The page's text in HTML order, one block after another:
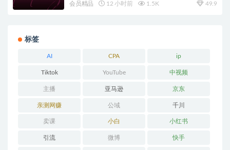
会员精品 12 小时前 1.5K 49.9
标签
AI CPA ip
Tiktok YouTube 中视频
主播 亚马逊 京东
亲测网赚 公域 千川
卖课 小白 小红书
引流 微博 快手